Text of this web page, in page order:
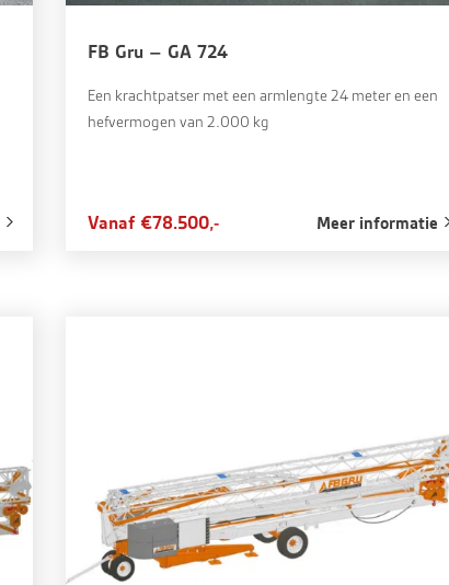
FB Gru – GA 724
Een krachtpatser met een armlengte 24 meter en een
hefvermogen van 2.000 kg
Vanaf €78.500,- Meer informatie